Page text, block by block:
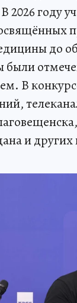
2026 году
до
В
и